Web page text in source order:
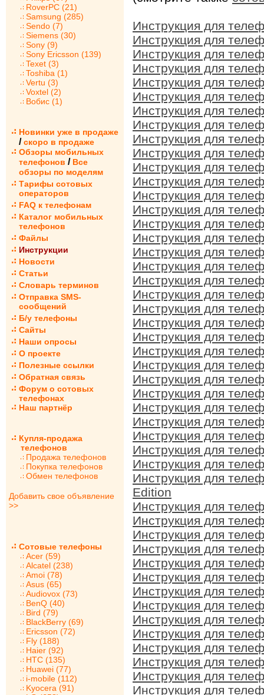
RoverPC (21)
Samsung (285)
Sendo (7)
Siemens (30)
Sony (9)
Sony Ericsson (139)
Texet (3)
Toshiba (1)
Vertu (3)
Voxtel (2)
Вобис (1)
Новинки уже в продаже
/ скоро в продаже
Обзоры мобильных
телефонов / Все
обзоры по моделям
Тарифы сотовых
операторов
FAQ к телефонам
Каталог мобильных
телефонов
Файлы
Инструкции
Новости
Статьи
Словарь терминов
Отправка SMS-
сообщений
Б/у телефоны
Сайты
Наши опросы
О проекте
Полезные ссылки
Обратная связь
Форум о сотовых
телефонах
Наш партнёр
Купля-продажа
телефонов
Продажа телефонов
Покупка телефонов
Обмен телефонов
Добавить свое объявление
>>
Сотовые телефоны
Acer (59)
Alcatel (238)
Amoi (78)
Asus (65)
Audiovox (73)
BenQ (40)
Bird (79)
BlackBerry (69)
Ericsson (72)
Fly (188)
Haier (92)
HTC (135)
Huawei (77)
i-mobile (112)
Kyocera (91)
Инструкция для
Инструкция для
Инструкция для
Инструкция для
Инструкция для
Инструкция для
Инструкция для
Инструкция для
Инструкция для
Инструкция для
Инструкция для
Инструкция для
Инструкция для
Инструкция для
Инструкция для
Инструкция для
Инструкция для
Инструкция для
Инструкция для
Инструкция для
Инструкция для
Инструкция для
Инструкция для
Инструкция для
Инструкция для
Инструкция для
Инструкция для
Инструкция для
Инструкция для
Инструкция для
Инструкция для
Инструкция для
Инструкция для
Edition
Инструкция для
Инструкция для
Инструкция для
Инструкция для
Инструкция для
Инструкция для
Инструкция для
Инструкция для
Инструкция для
Инструкция для
Инструкция для
Инструкция для
Инструкция для
Инструкция для